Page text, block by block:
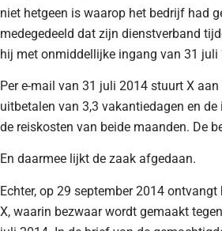
niet hetgeen is waarop het bedrijf had
medegedeeld dat zijn dienstverband
hij met onmiddellijke ingang van 31
Per e-mail van 31 juli 2014 stuurt X
uitbetalen van 3,3 vakantiedagen en
de reiskosten van beide maanden. De
En daarmee lijkt de zaak afgedaan.
Echter, op 29 september 2014
X, waarin bezwaar wordt gemaakt